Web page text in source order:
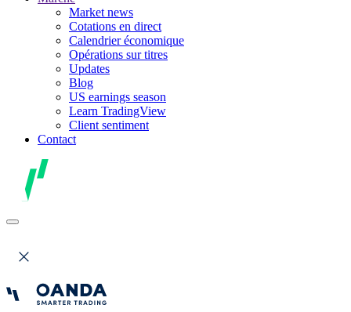
Market news
Cotations en direct
Calendrier économique
Opérations sur titres
Updates
Blog
US earnings season
Learn TradingView
Client sentiment
Contact